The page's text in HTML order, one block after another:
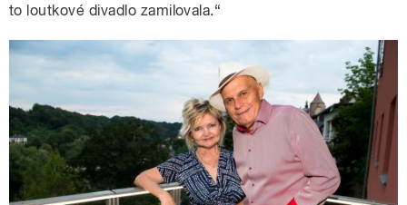
to loutkové divadlo zamilovala.“